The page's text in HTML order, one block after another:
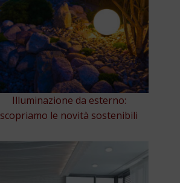
Illuminazione da esterno:
scopriamo le novità sostenibili